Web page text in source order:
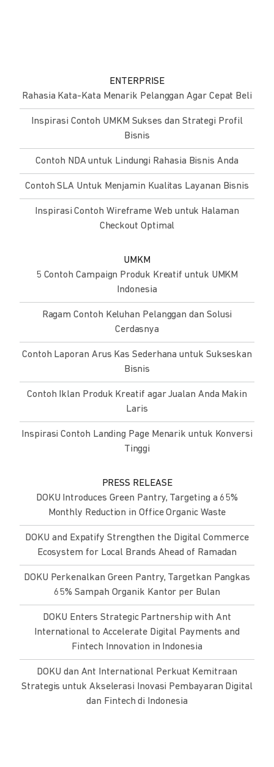
ENTERPRISE
Rahasia Kata-Kata Menarik Pelanggan Agar Cepat Beli
Inspirasi Contoh UMKM Sukses dan Strategi Profil
Bisnis
Contoh NDA untuk Lindungi Rahasia Bisnis Anda
Contoh SLA Untuk Menjamin Kualitas Layanan Bisnis
Inspirasi Contoh Wireframe Web untuk Halaman
Checkout Optimal
UMKM
5 Contoh Campaign Produk Kreatif untuk UMKM
Indonesia
Ragam Contoh Keluhan Pelanggan dan Solusi
Cerdasnya
Contoh Laporan Arus Kas Sederhana untuk Sukseskan
Bisnis
Contoh Iklan Produk Kreatif agar Jualan Anda Makin
Laris
Inspirasi Contoh Landing Page Menarik untuk Konversi
Tinggi
PRESS RELEASE
DOKU Introduces Green Pantry, Targeting a 65%
Monthly Reduction in Office Organic Waste
DOKU and Expatify Strengthen the Digital Commerce
Ecosystem for Local Brands Ahead of Ramadan
DOKU Perkenalkan Green Pantry, Targetkan Pangkas
65% Sampah Organik Kantor per Bulan
DOKU Enters Strategic Partnership with Ant
International to Accelerate Digital Payments and
Fintech Innovation in Indonesia
DOKU dan Ant International Perkuat Kemitraan
Strategis untuk Akselerasi Inovasi Pembayaran Digital
dan Fintech di Indonesia